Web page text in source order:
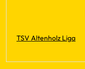
TSV Altenholz Liga